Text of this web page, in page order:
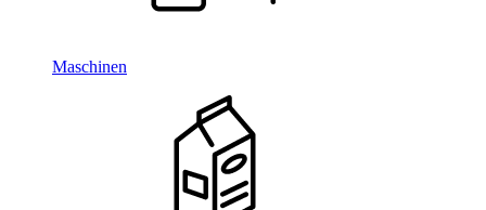
Maschinen